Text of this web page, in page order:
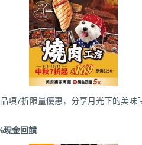
項7折限量優惠，分享月光下的美味
現金回饋